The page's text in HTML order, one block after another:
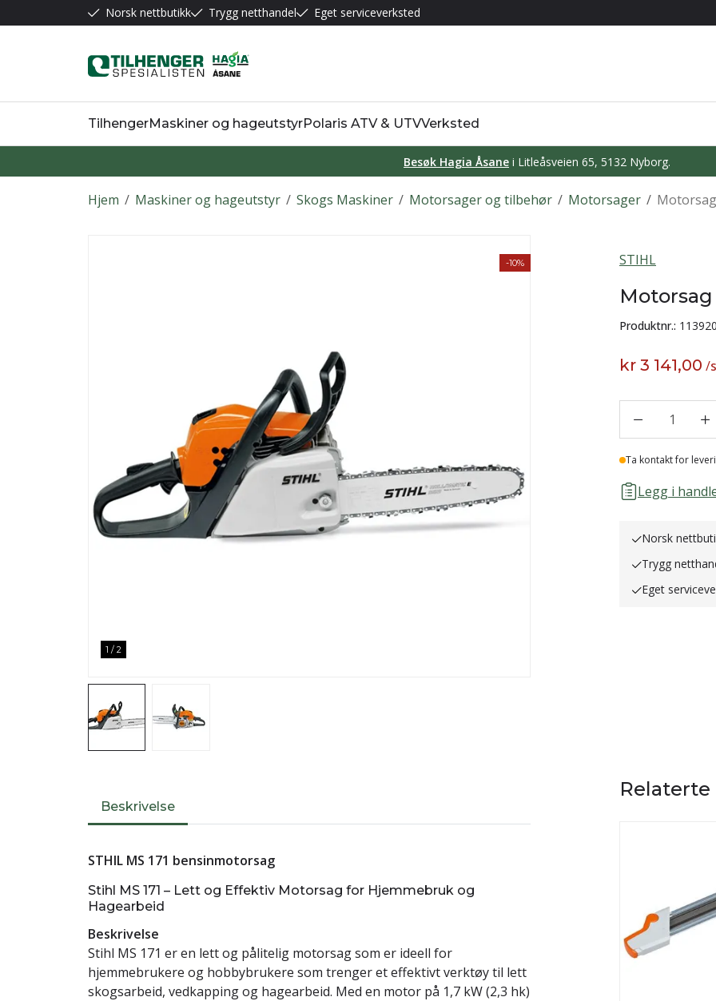
Norsk nettbutikk Trygg netthandel Eget serviceverksted
TilhengerMaskiner og hageutstyrPolaris ATV & UTVVerksted
Besøk Hagia Åsane i Litleåsveien 65, 5132 Nyborg.
/
Hjem /
Maskiner og hageutstyr /
Skogs Maskiner /
Motorsager og tilbehør /
Motorsager
1 / 2
-10% STIHL
Motorsag
Produktnr.:
kr 3 141,00 /
1
Lager
Ta kontakt for
Legg i
Norsk
Trygg
Eget
Beskrivelse
STHIL MS 171 bensinmotorsag
Stihl MS 171 – Lett og Effektiv Motorsag for Hjemmebruk og
Hagearbeid
Beskrivelse
Stihl MS 171 er en lett og pålitelig motorsag som er ideell for
hjemmebrukere og hobbybrukere som trenger et effektivt verktøy til lett
skogsarbeid, vedkapping og hagearbeid. Med en motor på 1,7 kW (2,3 hk)